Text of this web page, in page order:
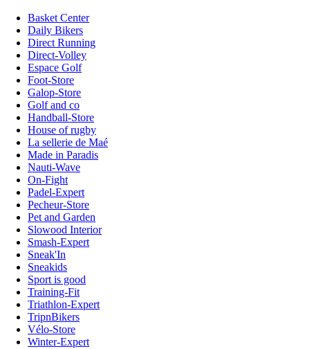
Basket Center
Daily Bikers
Direct Running
Direct-Volley
Espace Golf
Foot-Store
Galop-Store
Golf and co
Handball-Store
House of rugby
La sellerie de Maé
Made in Paradis
Nauti-Wave
On-Fight
Padel-Expert
Pecheur-Store
Pet and Garden
Slowood Interior
Smash-Expert
Sneak'In
Sneakids
Sport is good
Training-Fit
Triathlon-Expert
TripnBikers
Vélo-Store
Winter-Expert